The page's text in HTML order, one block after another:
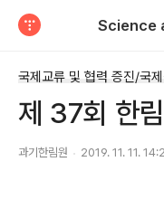
Science
국제교류 및 협력 증진/국
제 37회 한
과기한림원 2019. 11. 11.